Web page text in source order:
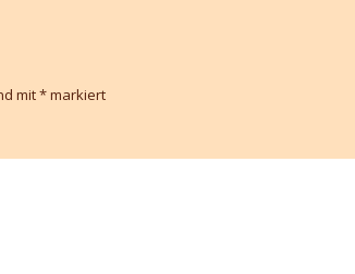
mit*markiert